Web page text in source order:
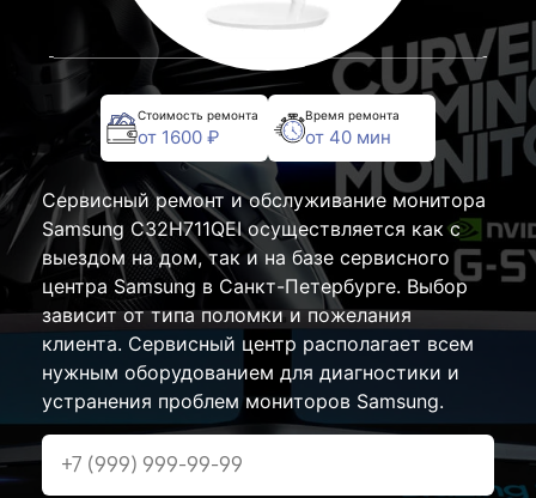
Стоимость ремонта
от 1600 ₽
Время ремонта
от 40 мин
Сервисный ремонт и обслуживание монитора
Samsung C32H711QEI осуществляется как с
выездом на дом, так и на базе сервисного
центра Samsung в Санкт-Петербурге. Выбор
зависит от типа поломки и пожелания
клиента. Сервисный центр располагает всем
нужным оборудованием для диагностики и
устранения проблем мониторов Samsung.